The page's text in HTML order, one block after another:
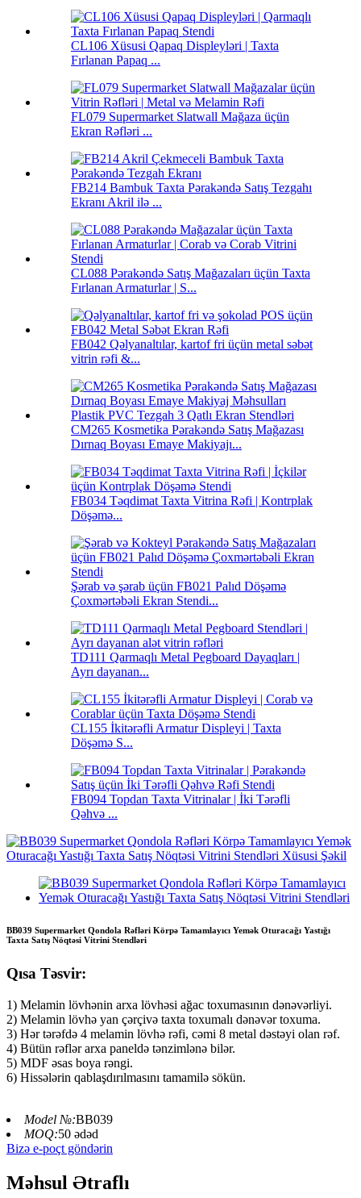
CL106 Xüsusi Qapaq Displeyləri | Taxta
Fırlanan Papaq ...
FL079 Supermarket Slatwall Mağaza üçün
Ekran Rəfləri ...
FB214 Bambuk Taxta Pərakəndə Satış Tezgahı
Ekranı Akril ilə ...
CL088 Pərakəndə Satış Mağazaları üçün Taxta
Fırlanan Armaturlar | S...
FB042 Qəlyanaltılar, kartof fri üçün metal səbət
vitrin rəfi &...
CM265 Kosmetika Pərakəndə Satış Mağazası
Dırnaq Boyası Emaye Makiyajı...
FB034 Təqdimat Taxta Vitrina Rəfi | Kontrplak
Döşəmə...
Şərab və şərab üçün FB021 Palıd Döşəmə
Çoxmərtəbəli Ekran Stendi...
TD111 Qarmaqlı Metal Pegboard Dayaqları |
Ayrı dayanan...
CL155 İkitərəfli Armatur Displeyi | Taxta
Döşəmə S...
FB094 Topdan Taxta Vitrinalar | İki Tərəfli
Qəhvə ...
BB039 Supermarket Qondola Rəfləri Körpə Tamamlayıcı Yemək Oturacağı Yastığı
Taxta Satış Nöqtəsi Vitrini Stendləri
Qısa Təsvir:
1) Melamin lövhənin arxa lövhəsi ağac toxumasının dənəvərliyi.
2) Melamin lövhə yan çərçivə taxta toxumalı dənəvər toxuma.
3) Hər tərəfdə 4 melamin lövhə rəfi, cəmi 8 metal dəstəyi olan rəf.
4) Bütün rəflər arxa paneldə tənzimlənə bilər.
5) MDF əsas boya rəngi.
6) Hissələrin qablaşdırılmasını tamamilə sökün.
Model №:BB039
MOQ:50 ədəd
Bizə e-poçt göndərin
Məhsul Ətraflı